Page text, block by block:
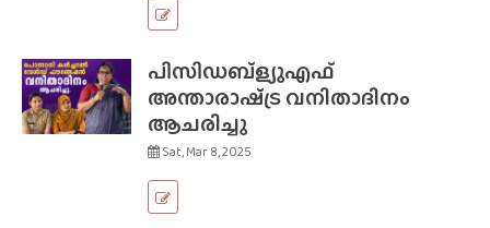
പിസിഡബ്ള്യുഎഫ്‌
അന്താരാഷ്‌ട്ര വനിതാദിനം
ആചരിച്ചു
Sat, Mar 8, 2025